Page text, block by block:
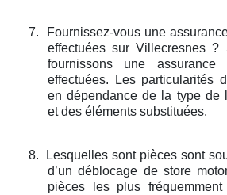
7.
Fournissez-vous une
effectuées sur Villecresnes
fournissons une
effectuées. Les particularités
en dépendance de la type de
et des éléments substituées.
8.
Lesquelles sont pièces sont
d’un déblocage de store
pièces les plus